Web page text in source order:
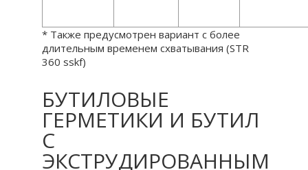
* Также предусмотрен вариант с более
длительным временем схватывания (STR
360 sskf)
БУТИЛОВЫЕ
ГЕРМЕТИКИ И БУТИЛ
С
ЭКСТРУДИРОВАННЫМ